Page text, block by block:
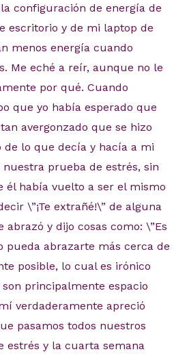
configuración de energía de
escritorio y de mi laptop de
menos energía cuando
Me eché a reír, aunque no le
por qué. Cuando
que yo había esperado que
avergonzado que se hizo
de lo que decía y hacía a mi
prueba de estrés, sin
él había vuelto a ser el mismo
\”¡Te extrañé!\” de alguna
y dijo cosas como: \”Es
pueda abrazarte más cerca de
posible, lo cual es irónico
principalmente espacio
verdaderamente apreció
pasamos todos nuestros
estrés y la cuarta semana